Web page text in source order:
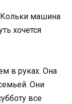
машина
хочется
в руках. Она
Они
все